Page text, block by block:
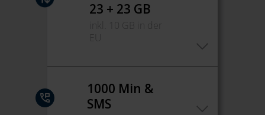
23 + 23 GB
inkl. 10 GB in der
1000 Min &
SMS